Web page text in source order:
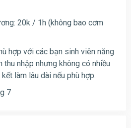
20k / 1h (không bao cơm
hợp với các bạn sinh viên năng
thu nhập nhưng không có nhiều
làm lâu dài nếu phù hợp.
7